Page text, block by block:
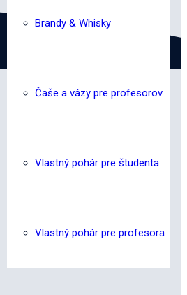
Brandy & Whisky
Čaše a vázy pre profesorov
Vlastný pohár pre študenta
Vlastný pohár pre profesora